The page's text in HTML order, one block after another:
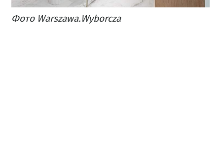
​Фото Warszawa.Wyborcza